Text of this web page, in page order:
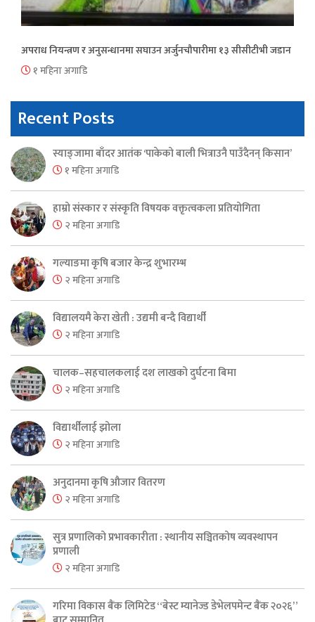
अपराध नियन्त्रण र अनुसन्धानमा सघाउन अर्जुनचौपारीमा १३ सीसीटीभी जडान
१ महिना अगाडि
Recent Posts
स्याङ्जामा बाँदर आतंक ‘पाकेको बाली भित्राउनै पाउँदैनन् किसान’
१ महिना अगाडि
हाम्रो संस्कार र संस्कृति विषयक वक्तृत्वकला प्रतियोगिता
२ महिना अगाडि
गल्याङमा कृषि बजार केन्द्र शुभारम्भ
२ महिना अगाडि
विद्यालयमै केरा खेती : उद्यमी बन्दै विद्यार्थी
२ महिना अगाडि
चालक–सहचालकलाई दश लाखको दुर्घटना बिमा
२ महिना अगाडि
विद्यार्थीलाई झोला
२ महिना अगाडि
अनुदानमा कृषि औजार वितरण
२ महिना अगाडि
सुत्र प्रणालिको प्रभावकारीता : स्थानीय सञ्चितकोष व्यवस्थापन
प्रणाली
२ महिना अगाडि
गरिमा विकास बैंक लिमिटेड “बेस्ट म्यानेज्ड डेभेलपमेन्ट बैंक २०२६”